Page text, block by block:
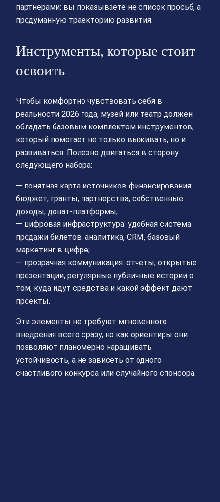
партнерами: вы показываете не список просьб, а
продуманную траекторию развития.
Инструменты, которые стоит
освоить
Чтобы комфортно чувствовать себя в
реальности 2026 года, музей или театр должен
обладать базовым комплектом инструментов,
который помогает не только выживать, но и
развиваться. Полезно двигаться в сторону
следующего набора:
— понятная карта источников финансирования:
бюджет, гранты, партнерства, собственные
доходы, донат‑платформы;
— цифровая инфраструктура: удобная система
продажи билетов, аналитика, CRM, базовый
маркетинг в цифре;
— прозрачная коммуникация: отчеты, открытые
презентации, регулярные публичные истории о
том, куда идут средства и какой эффект дают
проекты.
Эти элементы не требуют мгновенного
внедрения всего сразу, но как ориентиры они
позволяют планомерно наращивать
устойчивость, а не зависеть от одного
счастливого конкурса или случайного спонсора.